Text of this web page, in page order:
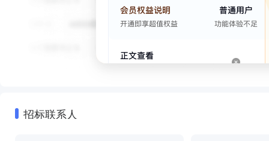
招标联系人